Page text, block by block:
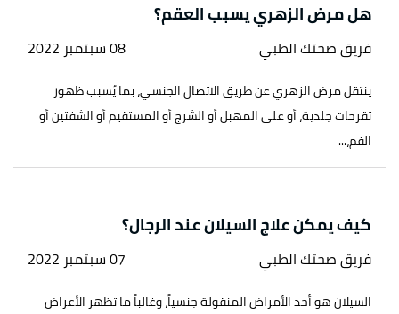
هل مرض الزهري يسبب العقم؟
فريق صحتك الطبي 08 سبتمبر 2022
ينتقل مرض الزهري عن طريق الاتصال الجنسي، بما يُسبب ظهور
تقرحات جلدية، أو على المهبل أو الشرج أو المستقيم أو الشفتين أو
الفم،...
كيف يمكن علاج السيلان عند الرجال؟
فريق صحتك الطبي 07 سبتمبر 2022
السيلان هو أحد الأمراض المنقولة جنسياً، وغالباً ما تظهر الأعراض